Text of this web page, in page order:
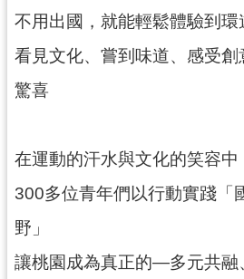
網
站
安
全
政
政
網
站
料
不用出國，就能輕鬆體驗到環
看見文化、嘗到味道、感受
驚喜
在運動的汗水與文化的笑容中
300多位青年們以行動實踐「
野」
讓桃園成為真正的—多元共融